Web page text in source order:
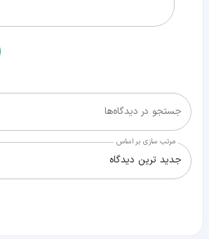
جستجو در دیدگاه‌ها
مرتب سازی بر اساس
جدید ترین دیدگاه